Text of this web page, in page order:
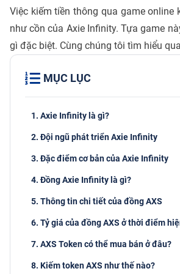
Việc kiếm tiền thông qua game
như cồn của Axie Infinity. Tựa game
gì đặc biệt. Cùng chúng tôi tìm hiểu
MỤC LỤC
1. Axie Infinity là gì?
2. Đội ngũ phát triển Axie Infinity
3. Đặc điểm cơ bản của Axie Infinity
4. Đồng Axie Infinity là gì?
5. Thông tin chi tiết của đồng AXS
6. Tỷ giá của đồng AXS ở thời điểm
7. AXS Token có thể mua bán ở đâu?
8. Kiếm token AXS như thế nào?